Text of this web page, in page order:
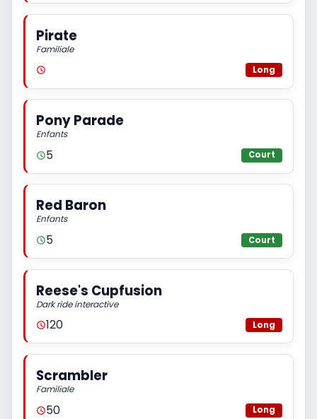
Pirate
Familiale
Long
Pony Parade
Enfants
5 Court
Red Baron
Enfants
5 Court
Reese's Cupfusion
Dark ride interactive
120 Long
Scrambler
Familiale
50 Long